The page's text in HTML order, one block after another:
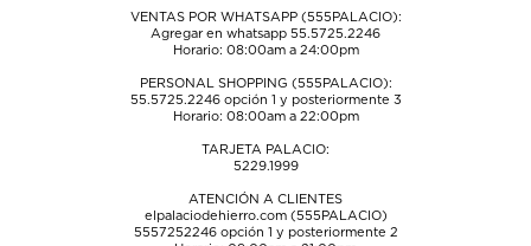
VENTAS POR WHATSAPP (555PALACIO):
Agregar en whatsapp 55.5725.2246
Horario: 08:00am a 24:00pm
PERSONAL SHOPPING (555PALACIO):
55.5725.2246opción 1 y posteriormente 3
Horario: 08:00am a 22:00pm
TARJETA PALACIO:
5229.1999
ATENCIÓN A CLIENTES
elpalaciodehierro.com (555PALACIO)
5557252246opción 1 y posteriormente 2